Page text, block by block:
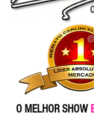
O MELHOR SHOW